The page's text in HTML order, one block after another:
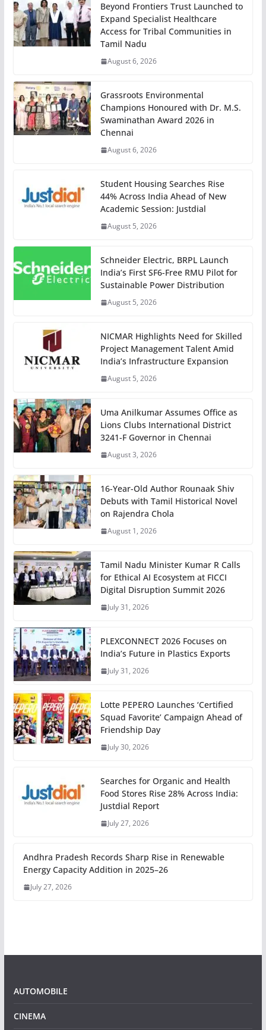
Beyond Frontiers Trust Launched to
Expand Specialist Healthcare
Access for Tribal Communities in
Tamil Nadu
August 6, 2026
Grassroots Environmental
Champions Honoured with Dr. M.S.
Swaminathan Award 2026 in
Chennai
August 6, 2026
Student Housing Searches Rise
44% Across India Ahead of New
Academic Session: Justdial
August 5, 2026
Schneider Electric, BRPL Launch
India’s First SF6-Free RMU Pilot for
Sustainable Power Distribution
August 5, 2026
NICMAR Highlights Need for Skilled
Project Management Talent Amid
India’s Infrastructure Expansion
August 5, 2026
Uma Anilkumar Assumes Office as
Lions Clubs International District
3241-F Governor in Chennai
August 3, 2026
16-Year-Old Author Rounaak Shiv
Debuts with Tamil Historical Novel
on Rajendra Chola
August 1, 2026
Tamil Nadu Minister Kumar R Calls
for Ethical AI Ecosystem at FICCI
Digital Disruption Summit 2026
July 31, 2026
PLEXCONNECT 2026 Focuses on
India’s Future in Plastics Exports
July 31, 2026
Lotte PEPERO Launches ‘Certified
Squad Favorite’ Campaign Ahead of
Friendship Day
July 30, 2026
Searches for Organic and Health
Food Stores Rise 28% Across India:
Justdial Report
July 27, 2026
Andhra Pradesh Records Sharp Rise in Renewable
Energy Capacity Addition in 2025–26
July 27, 2026
AUTOMOBILE
CINEMA